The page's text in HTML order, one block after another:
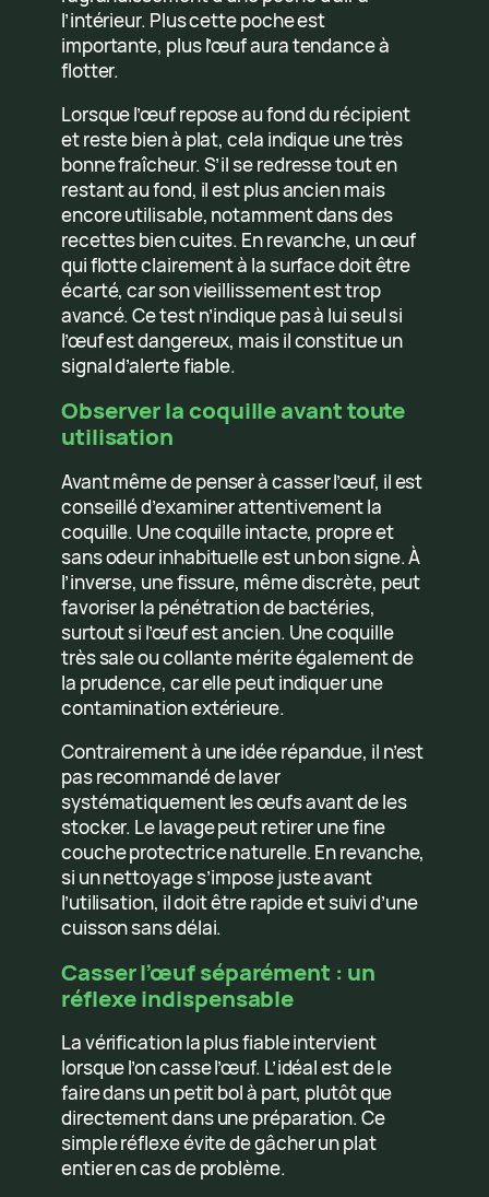
l’intérieur. Plus cette poche est
importante, plus l’œuf aura tendance à
flotter.
Lorsque l’œuf repose au fond du récipient
et reste bien à plat, cela indique une très
bonne fraîcheur. S’il se redresse tout en
restant au fond, il est plus ancien mais
encore utilisable, notamment dans des
recettes bien cuites. En revanche, un œuf
qui flotte clairement à la surface doit être
écarté, car son vieillissement est trop
avancé. Ce test n’indique pas à lui seul si
l’œuf est dangereux, mais il constitue un
signal d’alerte fiable.
Observer la coquille avant toute
utilisation
Avant même de penser à casser l’œuf, il est
conseillé d’examiner attentivement la
coquille. Une coquille intacte, propre et
sans odeur inhabituelle est un bon signe. À
l’inverse, une fissure, même discrète, peut
favoriser la pénétration de bactéries,
surtout si l’œuf est ancien. Une coquille
très sale ou collante mérite également de
la prudence, car elle peut indiquer une
contamination extérieure.
Contrairement à une idée répandue, il n’est
pas recommandé de laver
systématiquement les œufs avant de les
stocker. Le lavage peut retirer une fine
couche protectrice naturelle. En revanche,
si un nettoyage s’impose juste avant
l’utilisation, il doit être rapide et suivi d’une
cuisson sans délai.
Casser l’œuf séparément : un
réflexe indispensable
La vérification la plus fiable intervient
lorsque l’on casse l’œuf. L’idéal est de le
faire dans un petit bol à part, plutôt que
directement dans une préparation. Ce
simple réflexe évite de gâcher un plat
entier en cas de problème.